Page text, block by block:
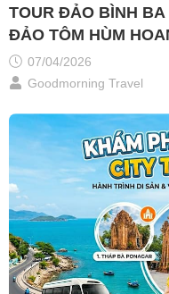
TOUR ĐẢO BÌNH
ĐẢO TÔM HÙM
07/04/2026
Goodmorning Travel